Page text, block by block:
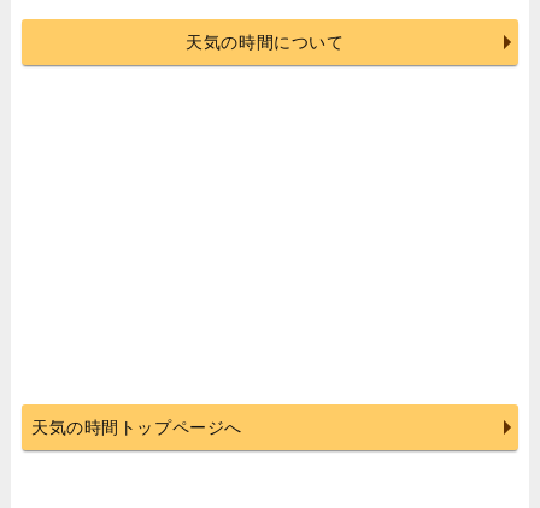
天気の時間について
天気の時間トップページへ